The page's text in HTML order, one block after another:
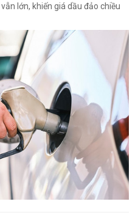
lớn, khiến giá dầu đảo chiều